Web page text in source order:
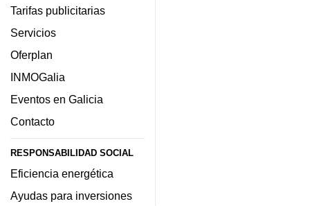
Tarifas publicitarias
Servicios
Oferplan
INMOGalia
Eventos en Galicia
Contacto
RESPONSABILIDAD SOCIAL
Eficiencia energética
Ayudas para inversiones